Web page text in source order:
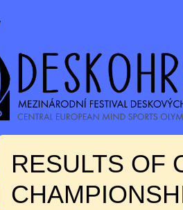
RESULTS OF